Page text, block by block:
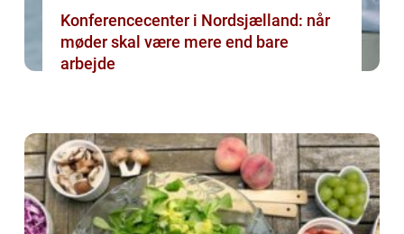
Konferencecenter i Nordsjælland: når
møder skal være mere end bare
arbejde